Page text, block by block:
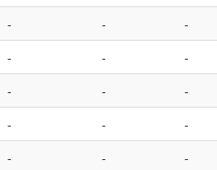
- -
-
- -
-
- -
-
- -
-
- -
-